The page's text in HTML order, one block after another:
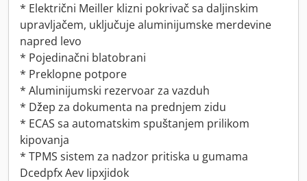
* Električni Meiller klizni pokrivač sa daljinskim
upravljačem, uključuje aluminijumske merdevine
napred levo
* Pojedinačni blatobrani
* Preklopne potpore
* Aluminijumski rezervoar za vazduh
* Džep za dokumenta na prednjem zidu
* ECAS sa automatskim spuštanjem prilikom
kipovanja
* TPMS sistem za nadzor pritiska u gumama
Dcedpfx Aev Iipxjidok